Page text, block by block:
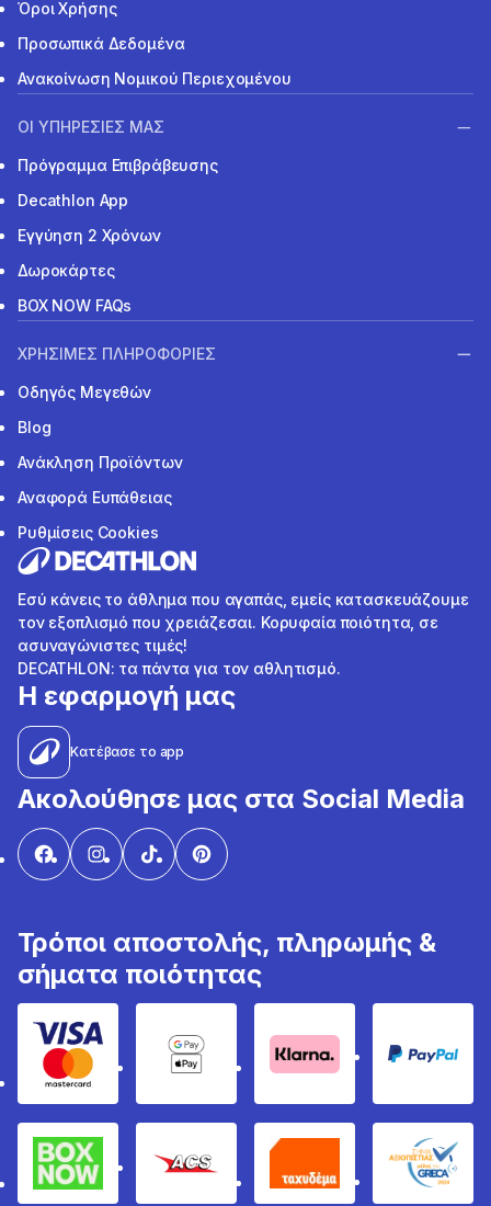
Όροι Χρήσης
Προσωπικά Δεδομένα
Ανακοίνωση Νομικού Περιεχομένου
ΟΙ ΥΠΗΡΕΣΙΕΣ ΜΑΣ
Πρόγραμμα Επιβράβευσης
Decathlon App
Εγγύηση 2 Χρόνων
Δωροκάρτες
BOX NOW FAQs
ΧΡΗΣΙΜΕΣ ΠΛΗΡΟΦΟΡΙΕΣ
Οδηγός Μεγεθών
Blog
Ανάκληση Προϊόντων
Αναφορά Ευπάθειας
Ρυθμίσεις Cookies
Εσύ κάνεις το άθλημα που αγαπάς, εμείς κατασκευάζουμε
τον εξοπλισμό που χρειάζεσαι. Κορυφαία ποιότητα, σε
ασυναγώνιστες τιμές!
DECATHLON: τα πάντα για τον αθλητισμό.
Η εφαρμογή μας
Κατέβασε το app
Ακολούθησε μας στα Social Media
Τρόποι αποστολής, πληρωμής &
σήματα ποιότητας
Visa & MastercardGoogle Pay & Apple Pay
Klarna PayPal
Box Now ACS Ταχυδέμα